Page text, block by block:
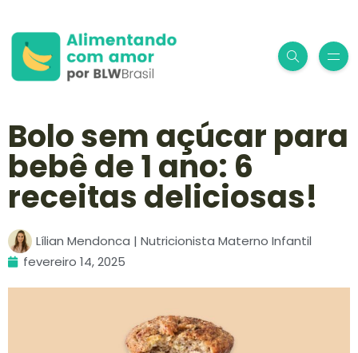
Bolo sem açúcar para
bebê de 1 ano: 6
receitas deliciosas!
Lílian Mendonca | Nutricionista Materno Infantil
fevereiro 14, 2025